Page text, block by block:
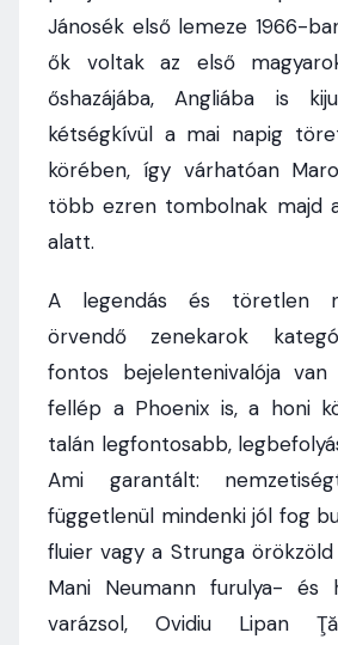
Jánosék első lemeze 1966-
ők voltak az első
őshazájába, Angliába is
kétségkívül a mai napig
körében, így várhatóan
több ezren tombolnak majd
alatt.
A legendás és töretlen
örvendő zenekarok
fontos bejelentenivalója van
fellép a Phoenix is, a honi
talán legfontosabb,
Ami garantált:
függetlenül mindenki jól fog
fluier vagy a Strunga
Mani Neumann furulya- és
varázsol, Ovidiu Lipan